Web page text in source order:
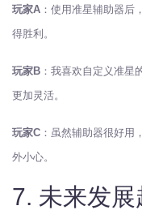
玩家A ：使用准星辅助器后
得胜利。
玩家B ：我喜欢自定义准星
更加灵活。
玩家C ：虽然辅助器很好用
外小心。
7. 未来发展